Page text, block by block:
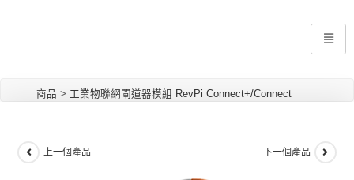
商品 > 工業物聯網閘道器模組 RevPi Connect+/Connect
上一個產品 下一個產品